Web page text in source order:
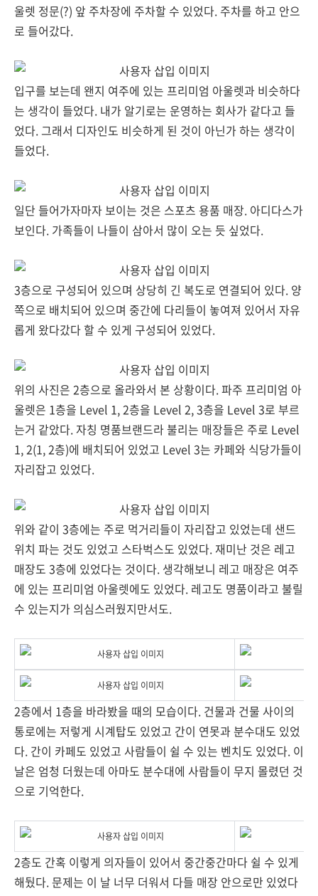
울렛 정문(?) 앞 주차장에 주차할 수 있었다. 주차를 하고 안으
로 들어갔다.
입구를 보는데 왠지 여주에 있는 프리미엄 아울렛과 비슷하다
는 생각이 들었다. 내가 알기로는 운영하는 회사가 같다고 들
었다. 그래서 디자인도 비슷하게 된 것이 아닌가 하는 생각이
들었다.
일단 들어가자마자 보이는 것은 스포츠 용품 매장. 아디다스가
보인다. 가족들이 나들이 삼아서 많이 오는 듯 싶었다.
3층으로 구성되어 있으며 상당히 긴 복도로 연결되어 있다. 양
쪽으로 배치되어 있으며 중간에 다리들이 놓여져 있어서 자유
롭게 왔다갔다 할 수 있게 구성되어 있었다.
위의 사진은 2층으로 올라와서 본 상황이다. 파주 프리미엄 아
울렛은 1층을 Level 1, 2층을 Level 2, 3층을 Level 3로 부르
는거 같았다. 자칭 명품브랜드라 불리는 매장들은 주로 Level
1, 2(1, 2층)에 배치되어 있었고 Level 3는 카페와 식당가들이
자리잡고 있었다.
위와 같이 3층에는 주로 먹거리들이 자리잡고 있었는데 샌드
위치 파는 것도 있었고 스타벅스도 있었다. 재미난 것은 레고
매장도 3층에 있었다는 것이다. 생각해보니 레고 매장은 여주
에 있는 프리미엄 아울렛에도 있었다. 레고도 명품이라고 불릴
수 있는지가 의심스러웠지만서도.
2층에서 1층을 바라봤을 때의 모습이다. 건물과 건물 사이의
통로에는 저렇게 시계탑도 있었고 간이 연못과 분수대도 있었
다. 간이 카페도 있었고 사람들이 쉴 수 있는 벤치도 있었다. 이
날은 엄청 더웠는데 아마도 분수대에 사람들이 무지 몰렸던 것
으로 기억한다.
2층도 간혹 이렇게 의자들이 있어서 중간중간마다 쉴 수 있게
해뒀다. 문제는 이 날 너무 더워서 다들 매장 안으로만 있었다